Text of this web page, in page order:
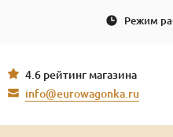
Режим
4.6 рейтинг магазина
info@eurowagonka.ru